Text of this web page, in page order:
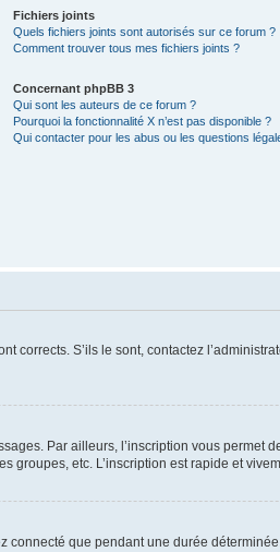
Fichiers joints
Quels fichiers joints sont autorisés sur ce forum ?
Comment trouver tous mes fichiers joints ?
Concernant phpBB 3
Qui sont les auteurs de ce forum ?
Pourquoi la fonctionnalité X n’est pas disponible ?
Qui contacter pour les abus ou les questions
S’ils le sont, contactez
Par ailleurs, l’inscription vous
groupes, etc. L’inscription est rapide et
connecté que pendant une durée